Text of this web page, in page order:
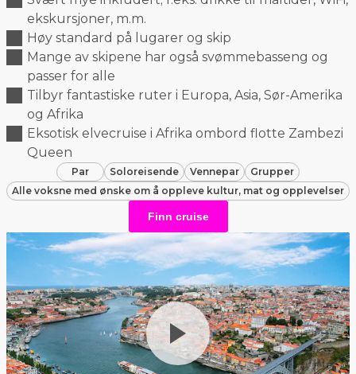
ekskursjoner, m.m.
Høy standard på lugarer og skip
Mange av skipene har også svømmebasseng og
passer for alle
Tilbyr fantastiske ruter i Europa, Asia, Sør-Amerika
og Afrika
Eksotisk elvecruise i Afrika ombord flotte Zambezi
Queen
Par Soloreisende Vennepar
Grupper
Alle voksne med ønske om å oppleve kultur, mat og opplevelser
Finn cruise